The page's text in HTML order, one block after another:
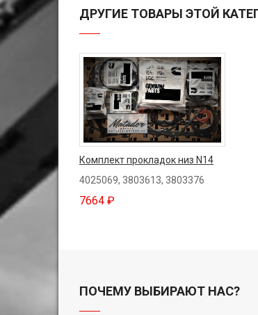
ДРУГИЕ ТОВАРЫ ЭТОЙ
Комплект прокладок низ N14
4025069, 3803613, 3803376
7664 ₽
ПОЧЕМУ ВЫБИРАЮТ НАС?